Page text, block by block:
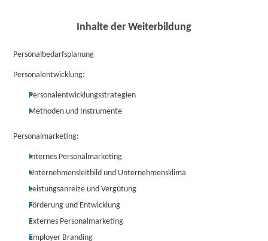
Inhalte der Weiterbildung
Personalbedarfsplanung
Personalentwicklung:
Personalentwicklungsstrategien
Methoden und Instrumente
Personalmarketing:
Internes Personalmarketing
Unternehmensleitbild und Unternehmensklima
Leistungsanreize und Vergütung
Förderung und Entwicklung
Externes Personalmarketing
Employer Branding